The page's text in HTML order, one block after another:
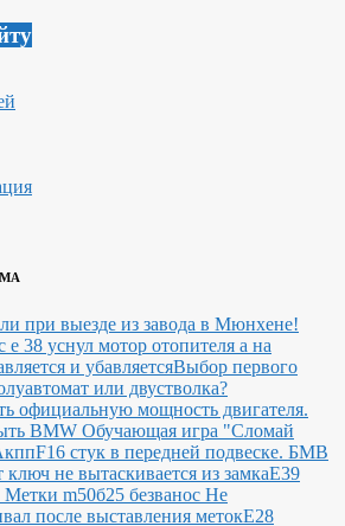
при выезде из завода в Мюнхене!
е 38 уснул мотор отопителя а на
и убавляетсяВыбор первого
или двустволка?
официальную мощность двигателя.
BMW Обучающая игра "Сломай
F16 стук в передней подвеске. БМВ
не вытаскивается из замкаE39
Метки m50б25 безванос Не
после выставления метокЕ28